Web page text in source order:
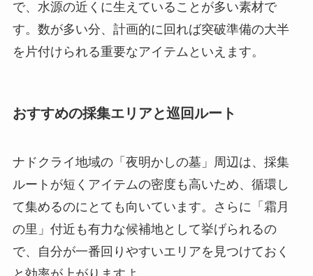
で、水源の近くに生えていることが多い素材で
す。数が多い分、計画的に回れば突破準備の大半
を片付けられる重要なアイテムといえます。
おすすめの採集エリアと巡回ルート
ナドクライ地域の「夜明かしの墓」周辺は、採集
ルートが短くアイテムの密度も高いため、循環し
て集めるのにとても向いています。さらに「霜月
の里」付近も有力な候補地として挙げられるの
で、自分が一番回りやすいエリアを見つけておく